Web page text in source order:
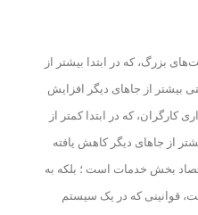
بزرگ، که در ابتدا بیشتر از
بیشتر از جاهای دیگر افزایش
کارگران، که در ابتدا کمتر از
از جاهای دیگر کاهش یافته
بخش خدمات است ؛ بلکه به
قوانینی که در یک سیستم